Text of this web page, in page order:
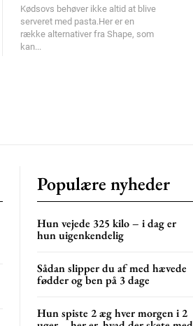
Kødsovs behøver ikke altid at blive
serveret med pasta.Her er en
række alternativer fra Shape, som
kan...
Populære nyheder
Hun vejede 325 kilo – i dag er
hun uigenkendelig
Sådan slipper du af med hævede
fødder og ben på 3 dage
Hun spiste 2 æg hver morgen i 2